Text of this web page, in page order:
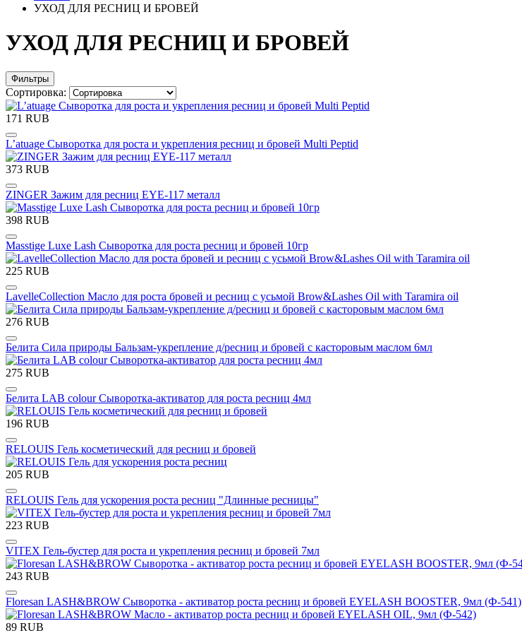
УХОД ДЛЯ РЕСНИЦ И БРОВЕЙ
УХОД ДЛЯ РЕСНИЦ И БРОВЕЙ
Фильтры
Сортировка:
171 RUB
L’atuage Сыворотка для роста и укрепления ресниц и бровей Multi Peptid
373 RUB
ZINGER Зажим для ресниц EYE-117 металл
398 RUB
Masstige Luxe Lash Сыворотка для роста ресниц и бровей 10гр
225 RUB
LavelleCollection Масло для роста бровей и ресниц с усьмой Brow&Lashes Oil with Taramira oil
276 RUB
Белита Сила природы Бальзам-укрепление д/ресниц и бровей с касторовым маслом 6мл
275 RUB
Белита LAB colour Сыворотка-активатор для роста ресниц 4мл
196 RUB
RELOUIS Гель косметический для ресниц и бровей
205 RUB
RELOUIS Гель для ускорения роста ресниц "Длинные ресницы"
223 RUB
VITEX Гель-бустер для роста и укрепления ресниц и бровей 7мл
243 RUB
Floresan LASH&BROW Сыворотка - активатор роста ресниц и бровей EYELASH BOOSTER, 9мл (Ф-541)
89 RUB